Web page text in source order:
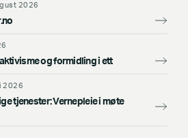
2026
og formidling i ett
2026
tjenester: Vernepleie i møte